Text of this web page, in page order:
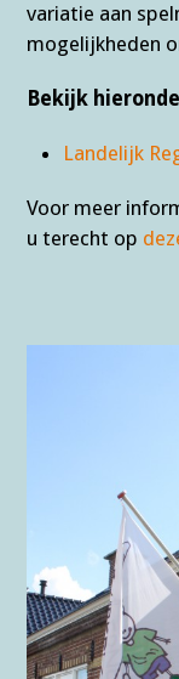
variatie aan
mogelijkheden
Bekijk
Landelijk
Voor meer
u terecht op